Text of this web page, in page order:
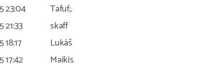
23:04
Tafuf;.
21:33
skaff
18:17
Lukáš
17:42
Maikis